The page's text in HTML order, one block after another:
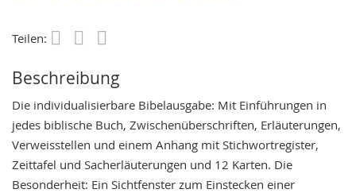
Teilen:
Beschreibung
Die individualisierbare Bibelausgabe: Mit Einführungen in
jedes biblische Buch, Zwischenüberschriften, Erläuterungen,
Verweisstellen und einem Anhang mit Stichwortregister,
Zeittafel und Sacherläuterungen und 12 Karten. Die
Besonderheit: Ein Sichtfenster zum Einstecken einer